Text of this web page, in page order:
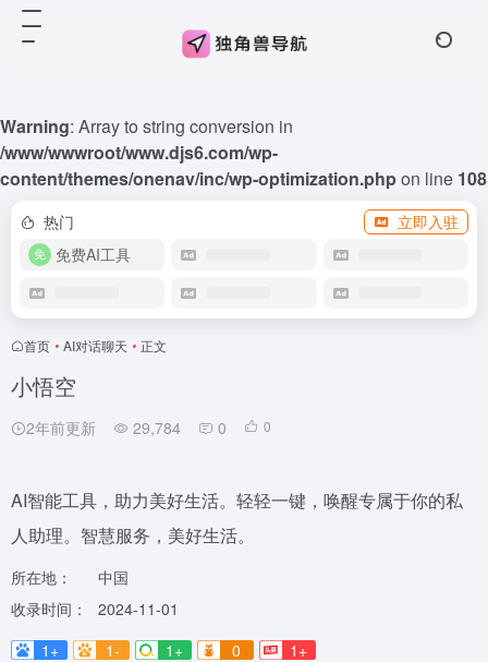
Warning: Array to string conversion in
/www/wwwroot/www.djs6.com/wp-
content/themes/onenav/inc/wp-optimization.phpon line 108
热门
立即入驻
免费AI工具
首页 • AI对话聊天 • 正文
小悟空
2年前更新 29,784 0 0
AI智能工具，助力美好生活。轻轻一键，唤醒专属于你的私
人助理。智慧服务，美好生活。
所在地：
中国
收录时间：
2024-11-01
1+
1- 1+ 0 1+